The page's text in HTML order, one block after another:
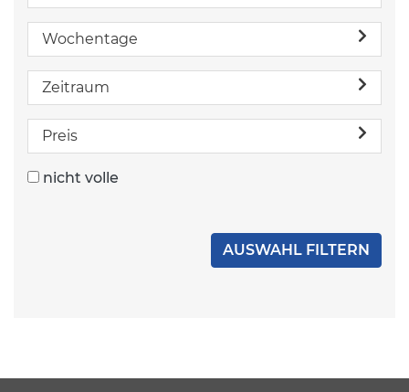
Wochentage
Zeitraum
Preis
nicht volle